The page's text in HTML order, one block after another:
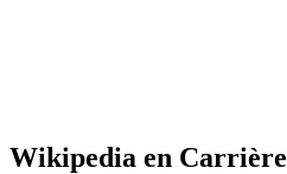
Wikipedia en Carrière